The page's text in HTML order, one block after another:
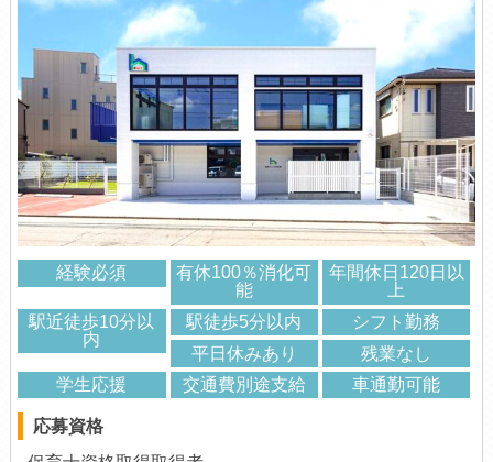
経験必須
有休100％消化可
能
年間休日120日以
上
駅近徒歩10分以
内
駅徒歩5分以内
シフト勤務
平日休みあり
残業なし
学生応援
交通費別途支給 車通勤可能
応募資格